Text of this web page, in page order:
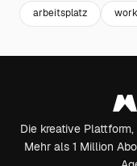
arbeitsplatz
Die kreative
Mehr als 1 Million